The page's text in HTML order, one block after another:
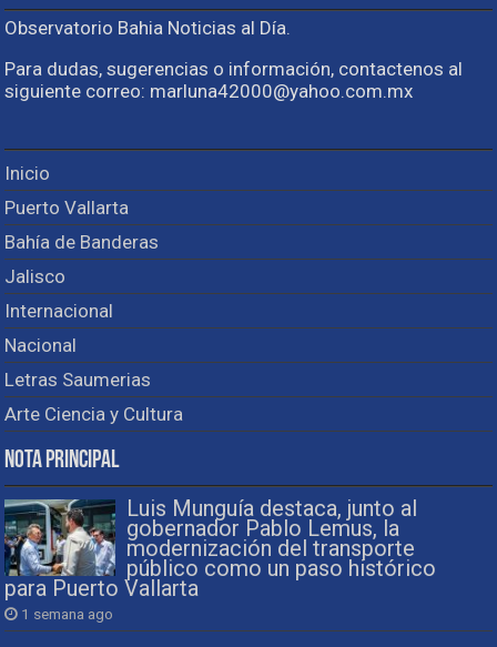
Observatorio Bahia Noticias al Día.
Para dudas, sugerencias o información, contactenos al
siguiente correo: marluna42000@yahoo.com.mx
Inicio
Puerto Vallarta
Bahía de Banderas
Jalisco
Internacional
Nacional
Letras Saumerias
Arte Ciencia y Cultura
Nota Principal
Luis Munguía destaca, junto al
gobernador Pablo Lemus, la
modernización del transporte
público como un paso histórico
para Puerto Vallarta
1 semana ago